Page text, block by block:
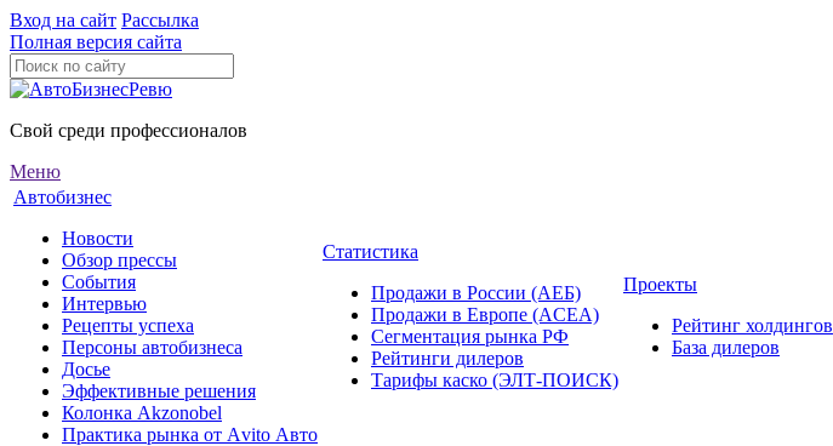
Вход на сайт Рассылка
Полная версия сайта
Свой среди профессионалов
Меню
Автобизнес
Новости
Обзор прессы
События
Интервью
Рецепты успеха
Персоны автобизнеса
Досье
Эффективные решения
Колонка Akzonobel
Практика рынка от Аvito Авто
Статистика
Продажи в России (АЕБ)
Продажи в Европе (ACEA)
Сегментация рынка РФ
Рейтинги дилеров
Тарифы каско (ЭЛТ-ПОИСК)
Проекты
Рейтинг холдингов
База дилеров